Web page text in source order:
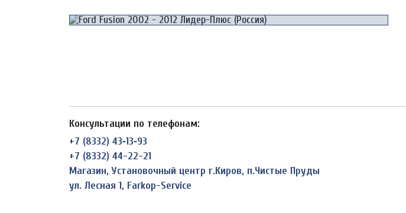
Консультации по телефонам:
+7 (8332) 43‑13‑93
+7 (8332) 44-22-21
Магазин, Установочный центр г.Киров, п.Чистые Пруды
ул. Лесная 1, Farkop-Service